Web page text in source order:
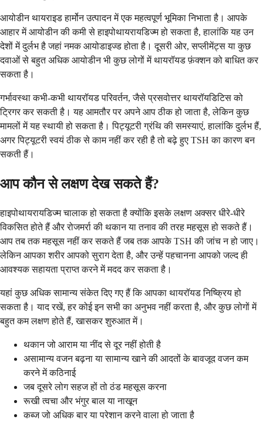
आयोडीन थायराइड हार्मोन उत्पादन में एक महत्वपूर्ण भूमिका निभाता है। आपके
आहार में आयोडीन की कमी से हाइपोथायरायडिज्म हो सकता है, हालांकि यह उन
देशों में दुर्लभ है जहां नमक आयोडाइज्ड होता है। दूसरी ओर, सप्लीमेंट्स या कुछ
दवाओं से बहुत अधिक आयोडीन भी कुछ लोगों में थायरॉयड फ़ंक्शन को बाधित कर
सकता है।
गर्भावस्था कभी-कभी थायरॉयड परिवर्तन, जैसे प्रसवोत्तर थायरॉयडिटिस को
ट्रिगर कर सकती है। यह आमतौर पर अपने आप ठीक हो जाता है, लेकिन कुछ
मामलों में यह स्थायी हो सकता है। पिट्यूटरी ग्रंथि की समस्याएं, हालांकि दुर्लभ हैं,
अगर पिट्यूटरी स्वयं ठीक से काम नहीं कर रही है तो बढ़े हुए TSH का कारण बन
सकती हैं।
आप कौन से लक्षण देख सकते हैं?
हाइपोथायरायडिज्म चालाक हो सकता है क्योंकि इसके लक्षण अक्सर धीरे-धीरे
विकसित होते हैं और रोजमर्रा की थकान या तनाव की तरह महसूस हो सकते हैं।
आप तब तक महसूस नहीं कर सकते हैं जब तक आपके TSH की जांच न हो जाए।
लेकिन आपका शरीर आपको सुराग देता है, और उन्हें पहचानना आपको जल्द ही
आवश्यक सहायता प्राप्त करने में मदद कर सकता है।
यहां कुछ अधिक सामान्य संकेत दिए गए हैं कि आपका थायरॉयड निष्क्रिय हो
सकता है। याद रखें, हर कोई इन सभी का अनुभव नहीं करता है, और कुछ लोगों में
बहुत कम लक्षण होते हैं, खासकर शुरुआत में।
थकान जो आराम या नींद से दूर नहीं होती है
असामान्य वजन बढ़ना या सामान्य खाने की आदतों के बावजूद वजन कम
करने में कठिनाई
जब दूसरे लोग सहज हों तो ठंड महसूस करना
रूखी त्वचा और भंगुर बाल या नाखून
कब्ज जो अधिक बार या परेशान करने वाला हो जाता है